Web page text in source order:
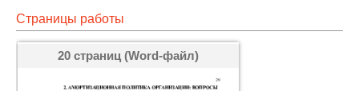
Страницы работы
20 страниц (Word-файл)